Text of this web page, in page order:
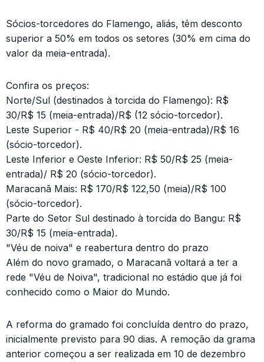
Sócios-torcedores do Flamengo, aliás, têm desconto
superior a 50% em todos os setores (30% em cima do
valor da meia-entrada).
Confira os preços:
Norte/Sul (destinados à torcida do Flamengo): R$
30/R$ 15 (meia-entrada)/R$ (12 sócio-torcedor).
Leste Superior - R$ 40/R$ 20 (meia-entrada)/R$ 16
(sócio-torcedor).
Leste Inferior e Oeste Inferior: R$ 50/R$ 25 (meia-
entrada)/ R$ 20 (sócio-torcedor).
Maracanã Mais: R$ 170/R$ 122,50 (meia)/R$ 100
(sócio-torcedor).
Parte do Setor Sul destinado à torcida do Bangu: R$
30/R$ 15 (meia-entrada).
"Véu de noiva" e reabertura dentro do prazo
Além do novo gramado, o Maracanã voltará a ter a
rede "Véu de Noiva", tradicional no estádio que já foi
conhecido como o Maior do Mundo.
A reforma do gramado foi concluída dentro do prazo,
inicialmente previsto para 90 dias. A remoção da grama
anterior começou a ser realizada em 10 de dezembro